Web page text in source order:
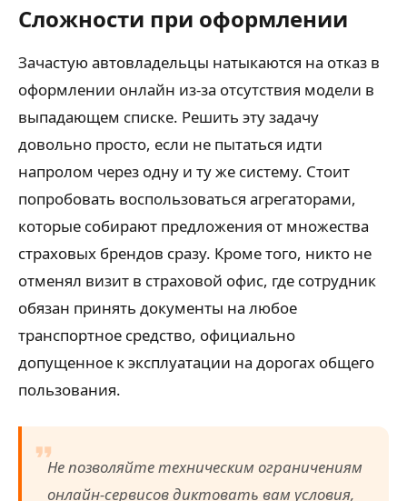
Сложности при оформлении
Зачастую автовладельцы натыкаются на отказ в
оформлении онлайн из-за отсутствия модели в
выпадающем списке. Решить эту задачу
довольно просто, если не пытаться идти
напролом через одну и ту же систему. Стоит
попробовать воспользоваться агрегаторами,
которые собирают предложения от множества
страховых брендов сразу. Кроме того, никто не
отменял визит в страховой офис, где сотрудник
обязан принять документы на любое
транспортное средство, официально
допущенное к эксплуатации на дорогах общего
пользования.
Не позволяйте техническим ограничениям
онлайн-сервисов диктовать вам условия,